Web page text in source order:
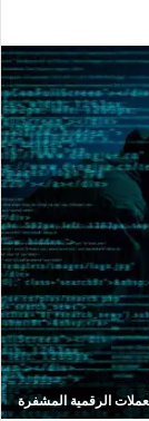
الرقمية المشفرة